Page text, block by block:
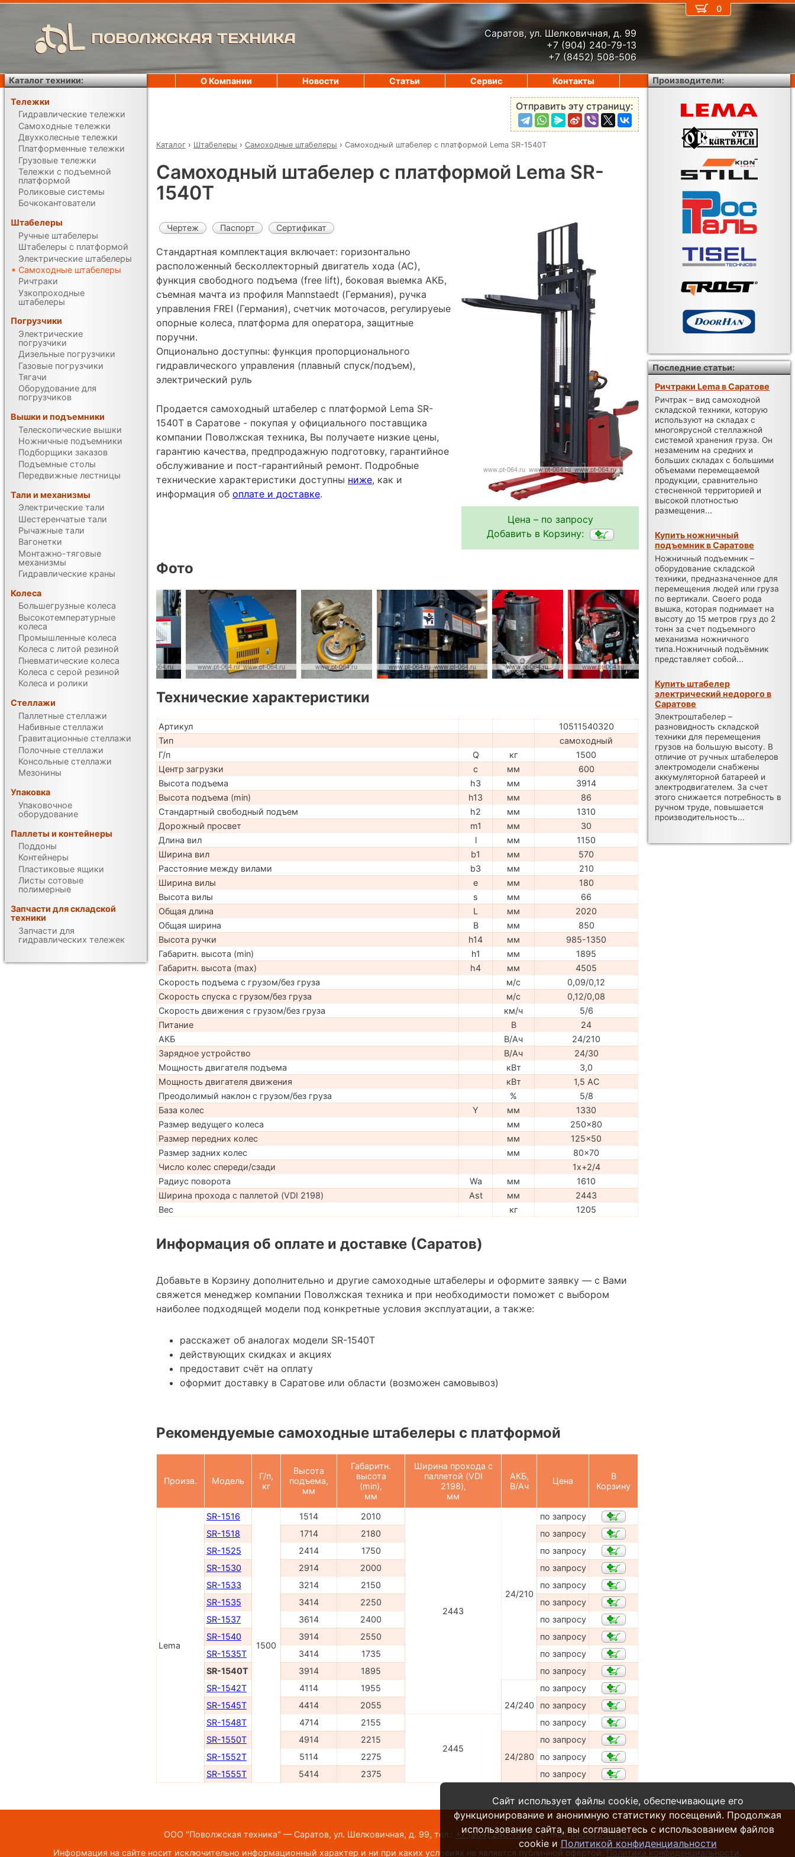
ПОВОЛЖСКАЯ ТЕХНИКА
Саратов, ул. Шелковичная, д. 99
+7 (904) 240-79-13
+7 (8452) 508-506
Отправить эту страницу:
Каталог › Штабелеры › Самоходные штабелеры › Самоходный штабелер с платформой Lema SR-1540T
Самоходный штабелер с платформой Lema SR-
1540T
Цена – по запросу
Добавить в Корзину:
Чертеж Паспорт Сертификат
Стандартная комплектация включает: горизонтально
расположенный бесколлекторный двигатель хода (АС),
функция свободного подъема (free lift), боковая выемка АКБ,
съемная мачта из профиля Mannstaedt (Германия), ручка
управления FREI (Германия), счетчик моточасов, регулируеые
опорные колеса, платформа для оператора, защитные
поручни.
Опционально доступны: функция пропорционального
гидравлического управления (плавный спуск/подъем),
электрический руль
Продается самоходный штабелер с платформой Lema SR-
1540T в Саратове - покупая у официального поставщика
компании Поволжская техника, Вы получаете низкие цены,
гарантию качества, предпродажную подготовку, гарантийное
обслуживание и пост-гарантийный ремонт. Подробные
технические характеристики доступны ниже, как и
информация об оплате и доставке.
Фото
Технические характеристики
Артикул
10511540320
Тип
самоходный
Г/п
Q кг
1500
Центр загрузки
c мм
600
Высота подъема
h3 мм
3914
Высота подъема (min)
h13 мм
86
Стандартный свободный подъем
h2 мм
1310
Дорожный просвет
m1 мм
30
Длина вил
l мм
1150
Ширина вил
b1 мм
570
Расстояние между вилами
b3 мм
210
Ширина вилы
e мм
180
Высота вилы
s мм
66
Общая длина
L мм
2020
Общая ширина
B мм
850
Высота ручки
h14 мм
985-1350
Габаритн. высота (min)
h1 мм
1895
Габаритн. высота (max)
h4 мм
4505
Скорость подъема с грузом/без груза
м/с
0,09/0,12
Скорость спуска с грузом/без груза
м/с
0,12/0,08
Скорость движения с грузом/без груза
км/ч
5/6
Питание
В
24
АКБ
В/Ач
24/210
Зарядное устройство
В/Ач
24/30
Мощность двигателя подъема
кВт
3,0
Мощность двигателя движения
кВт
1,5 AC
Преодолимый наклон с грузом/без груза
%
5/8
База колес
Y мм
1330
Размер ведущего колеса
мм
250x80
Размер передних колес
мм
125x50
Размер задних колес
мм
80x70
Число колес спереди/сзади
1x+2/4
Радиус поворота
Wa мм
1610
Ширина прохода с паллетой (VDI 2198)
Ast мм
2443
Вес
кг 1205
Информация об оплате и доставке (Саратов)
Добавьте в Корзину дополнительно и другие самоходные штабелеры и оформите заявку — с Вами
свяжется менеджер компании Поволжская техника и при необходимости поможет с выбором
наиболее подходящей модели под конкретные условия эксплуатации, а также:
расскажет об аналогах модели SR-1540T
действующих скидках и акциях
предоставит счёт на оплату
оформит доставку в Саратове или области (возможен самовывоз)
Рекомендуемые самоходные штабелеры с платформой
Произв. Модель
Г/п,
кг
Высота
подъема,
мм
Габаритн.
высота
(min),
мм
Ширина прохода с
паллетой (VDI
2198),
мм
АКБ,
В/Ач
Цена
В
Корзину
Lema
SR-1516
1500
1514 2010
2443
24/210
по запросу
SR-1518
1714 2180
по запросу
SR-1525
2414 1750
по запросу
SR-1530
2914 2000
по запросу
SR-1533
3214 2150
по запросу
SR-1535
3414 2250
по запросу
SR-1537
3614 2400
по запросу
SR-1540
3914 2550
по запросу
SR-1535T
3414 1735
по запросу
SR-1540T
3914 1895
по запросу
SR-1542T
4114
1955
24/240
по запросу
SR-1545T
4414 2055
по запросу
SR-1548T
4714 2155
2445
по запросу
SR-1550T
4914
2215
24/280
по запросу
SR-1552T
5114 2275
по запросу
SR-1555T
5414 2375 по запросу
0
О Компании Новости Статьи Сервис Контакты
Каталог техники:
Тележки
Гидравлические тележки
Самоходные тележки
Двухколесные тележки
Платформенные тележки
Грузовые тележки
Тележки с подъемной
платформой
Роликовые системы
Бочкокантователи
Штабелеры
Ручные штабелеры
Штабелеры с платформой
Электрические штабелеры
Самоходные штабелеры
Ричтраки
Узкопроходные
штабелеры
Погрузчики
Электрические
погрузчики
Дизельные погрузчики
Газовые погрузчики
Тягачи
Оборудование для
погрузчиков
Вышки и подъемники
Телескопические вышки
Ножничные подъемники
Подборщики заказов
Подъемные столы
Передвижные лестницы
Тали и механизмы
Электрические тали
Шестеренчатые тали
Рычажные тали
Вагонетки
Монтажно-тяговые
механизмы
Гидравлические краны
Колеса
Большегрузные колеса
Высокотемпературные
колеса
Промышленные колеса
Колеса с литой резиной
Пневматические колеса
Колеса с серой резиной
Колеса и ролики
Стеллажи
Паллетные стеллажи
Набивные стеллажи
Гравитационные стеллажи
Полочные стеллажи
Консольные стеллажи
Мезонины
Упаковка
Упаковочное
оборудование
Паллеты и контейнеры
Поддоны
Контейнеры
Пластиковые ящики
Листы сотовые
полимерные
Запчасти для складской
техники
Запчасти для
гидравлических тележек
Производители:
Последние статьи:
Ричтраки Lema в Саратове
Ричтрак – вид самоходной
складской техники, которую
используют на складах с
многоярусной стеллажной
системой хранения груза. Он
незаменим на средних и
больших складах с большими
объемами перемещаемой
продукции, сравнительно
стесненной территорией и
высокой плотностью
размещения...
Купить ножничный
подъемник в Саратове
Ножничный подъемник –
оборудование складской
техники, предназначенное для
перемещения людей или груза
по вертикали. Своего рода
вышка, которая поднимает на
высоту до 15 метров груз до 2
тонн за счет подъемного
механизма ножничного
типа.Ножничный подъёмник
представляет собой...
Купить штабелер
электрический недорого в
Саратове
Электроштабелер –
разновидность складской
техники для перемещения
грузов на большую высоту. В
отличие от ручных штабелеров
электромодели снабжены
аккумуляторной батареей и
электродвигателем. За счет
этого снижается потребность в
ручном труде, повышается
производительность...
ООО "Поволжская техника" — Саратов, ул. Шелковичная, д. 99, тел.: +7 (904) 240-79-13,E-mail:info@pt-064.ru
Информация на сайте носит исключительно информационный характер и ни при каких условиях не является публичной офертой. Политика конфиденциальности
Сайт использует файлы cookie, обеспечивающие его
функционирование и анонимную статистику посещений. Продолжая
использование сайта, вы соглашаетесь с использованием файлов
cookie и Политикой конфиденциальности